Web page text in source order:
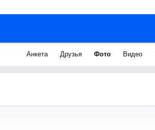
Анкета Друзья Фото Видео